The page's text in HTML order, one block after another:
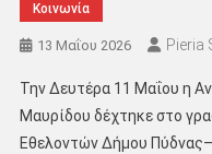
Κοινωνία
13 Μαΐου 2026 Pieria
Την Δευτέρα 11 Μαΐου η
Μαυρίδου δέχτηκε στο
Εθελοντών Δήμου